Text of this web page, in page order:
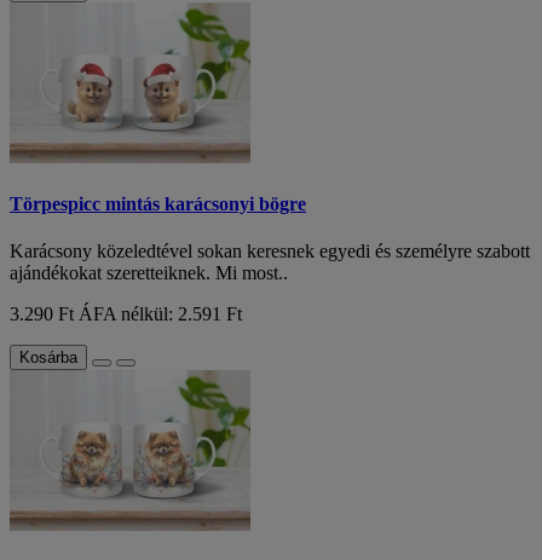
Törpespicc mintás karácsonyi bögre
Karácsony közeledtével sokan keresnek egyedi és személyre szabott
ajándékokat szeretteiknek. Mi most..
3.290 Ft ÁFA nélkül: 2.591 Ft
Kosárba